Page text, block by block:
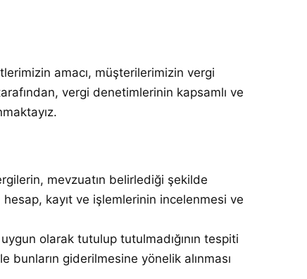
amacı, müşterilerimizin vergi
vergi denetimlerinin kapsamlı ve
mevzuatın belirlediği şekilde
kayıt ve işlemlerinin incelenmesi ve
olarak tutulup tutulmadığının tespiti
giderilmesine yönelik alınması